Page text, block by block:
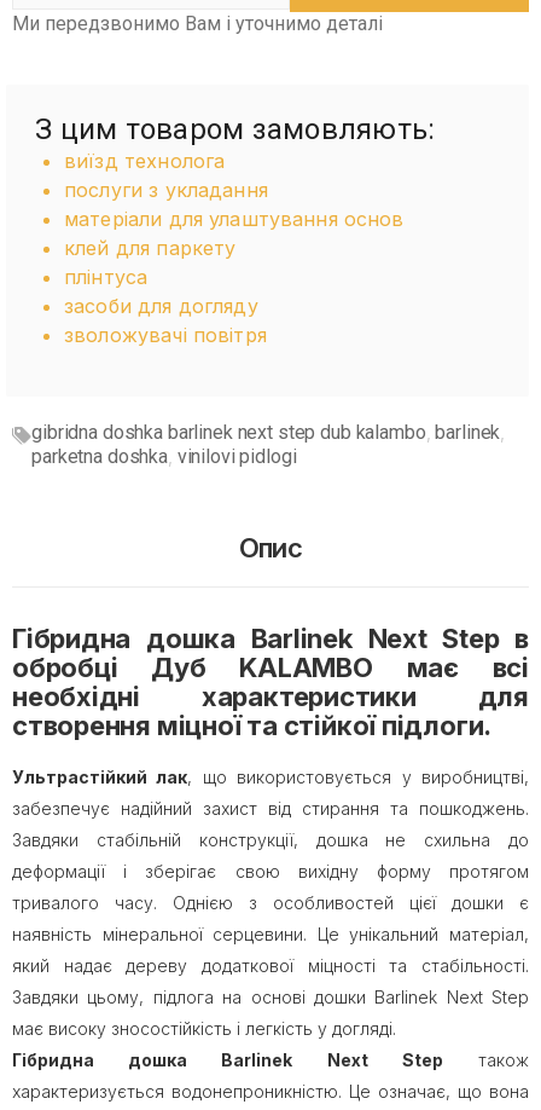
Ми передзвонимо Вам і уточнимо деталі
З цим товаром замовляють:
виїзд технолога
послуги з укладання
матеріали для улаштування основ
клей для паркету
плінтуса
засоби для догляду
зволожувачі повітря
gibridna doshka barlinek next step dub kalambo barlinek
parketna doshka, vinilovi pidlogi
Опис
Гібридна дошка Barlinek Next Step в
обробці Дуб KALAMBO має всі
необхідні характеристики для
створення міцної та стійкої підлоги.
Ультрастійкий лак, що використовується у виробництві,
забезпечує надійний захист від стирання та пошкоджень.
Завдяки стабільній конструкції, дошка не схильна до
деформації і зберігає свою вихідну форму протягом
тривалого часу. Однією з особливостей цієї дошки є
наявність мінеральної серцевини. Це унікальний матеріал,
який надає дереву додаткової міцності та стабільності.
Завдяки цьому, підлога на основі дошки Barlinek Next Step
має високу зносостійкість і легкість у догляді.
Гібридна дошка Barlinek Next Step також
характеризується водонепроникністю. Це означає, що вона